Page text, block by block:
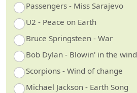
Passengers - Miss Sarajevo
U2 - Peace on Earth
Bruce Springsteen - War
Bob Dylan - Blowin' in the wind
Scorpions - Wind of change
Michael Jackson - Earth Song